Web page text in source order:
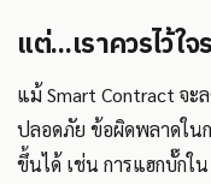
แต่...เราควรไว้ใ
แม้ Smart Contract จะ
ปลอดภัย ข้อผิดพลาดใน
ขึ้นได้ เช่น การแฮกบั๊กใ